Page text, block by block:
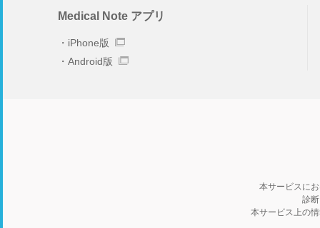
Medical Note アプリ
iPhone版
Android版
本サービスに
診
本サービス上の